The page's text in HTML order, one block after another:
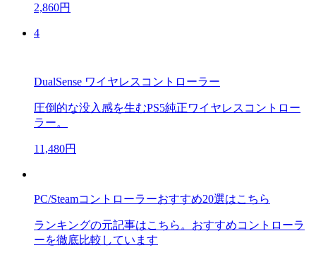
2,860円
4
DualSense ワイヤレスコントローラー
圧倒的な没入感を生むPS5純正ワイヤレスコントロー
ラー。
11,480円
PC/Steamコントローラーおすすめ20選はこちら
ランキングの元記事はこちら。おすすめコントローラ
ーを徹底比較しています